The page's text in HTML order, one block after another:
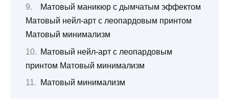
Матовый маникюр с дымчатым эффектом
Матовый нейл-арт с леопардовым принтом
Матовый минимализм
Матовый нейл-арт с леопардовым
принтом Матовый минимализм
Матовый минимализм